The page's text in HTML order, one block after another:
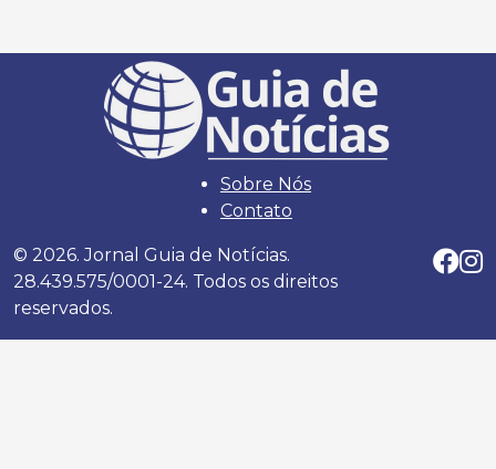
Sobre Nós
Contato
© 2026. Jornal Guia de Notícias.
28.439.575/0001-24. Todos os direitos
reservados.